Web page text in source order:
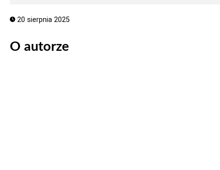
20 sierpnia 2025
O autorze